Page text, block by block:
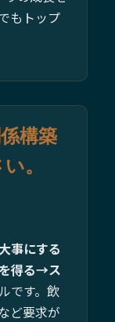
もトップ
構築
。
事にする
得る→ス
です。飲
ど要求が